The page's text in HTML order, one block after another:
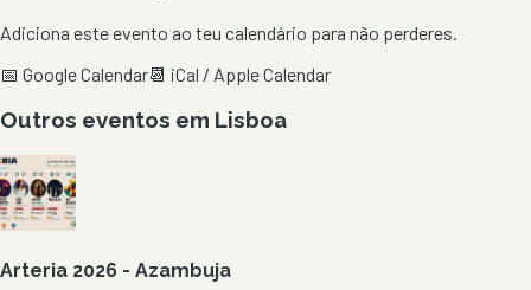
Adiciona este evento ao teu calendário para não perderes.
📅 Google Calendar📆 iCal / Apple Calendar
Outros eventos em Lisboa
Arteria 2026 - Azambuja